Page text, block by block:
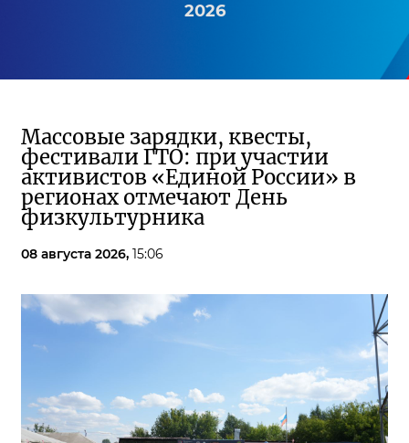
2026
Массовые зарядки, квесты,
фестивали ГТО: при участии
активистов «Единой России» в
регионах отмечают День
физкультурника
08 августа 2026, 15:06